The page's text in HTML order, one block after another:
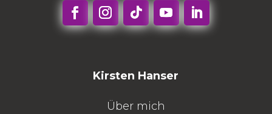
Kirsten Hanser
Über mich